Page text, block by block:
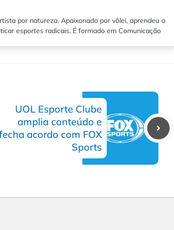
por natureza. Apaixonado por vôlei, aprendeu a
esportes radicais. É formado em Comunicação
UOL Esporte Clube
amplia conteúdo e
acordo com FOX
Sports